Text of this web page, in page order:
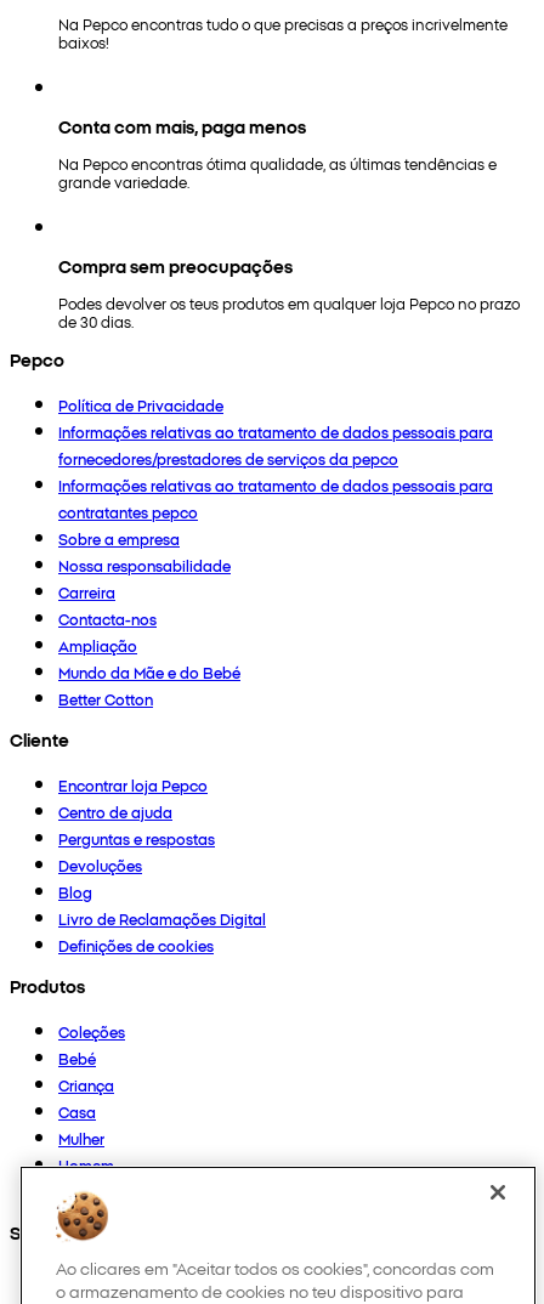
Na Pepco encontras tudo o que precisas a preços incrivelmente
baixos!
Conta com mais, paga menos
Na Pepco encontras ótima qualidade, as últimas tendências e
grande variedade.
Compra sem preocupações
Podes devolver os teus produtos em qualquer loja Pepco no prazo
de 30 dias.
Pepco
Política de Privacidade
Informações relativas ao tratamento de dados pessoais para
fornecedores/prestadores de serviços da pepco
Informações relativas ao tratamento de dados pessoais para
contratantes pepco
Sobre a empresa
Nossa responsabilidade
Carreira
Contacta-nos
Ampliação
Mundo da Mãe e do Bebé
Better Cotton
Cliente
Encontrar loja Pepco
Centro de ajuda
Perguntas e respostas
Devoluções
Blog
Livro de Reclamações Digital
Definições de cookies
Produtos
Coleções
Bebé
Criança
Casa
Mulher
Homem
Outros
Segue-nos em
Ao clicares em "Aceitar todos os cookies", concordas com
o armazenamento de cookies no teu dispositivo para